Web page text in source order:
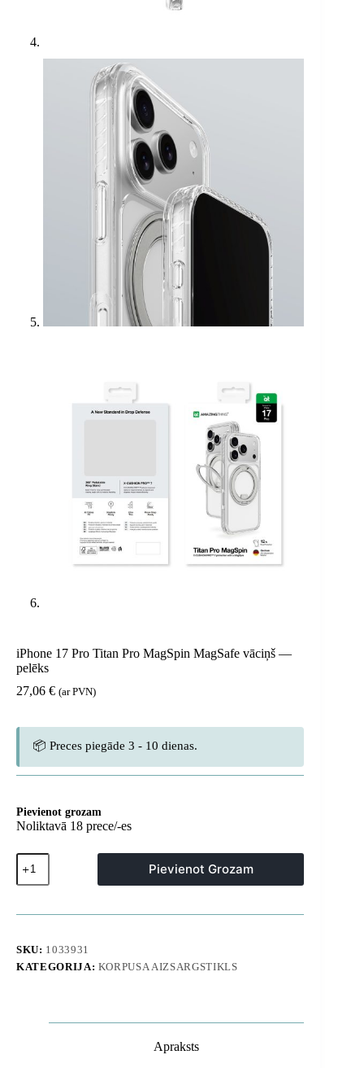
iPhone 17 Pro Titan Pro MagSpin MagSafe vāciņš —
pelēks
27,06 € (ar PVN)
📦 Preces piegāde 3 - 10 dienas.
Pievienot grozam
Noliktavā 18 prece/-es
iPhone
17
Pro
Pro
vāciņš
—
Pievienot Grozam
SKU: 1033931
KATEGORIJA: KORPUSA AIZSARGSTIKLS
Apraksts